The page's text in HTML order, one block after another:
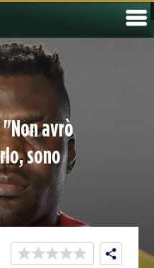
"Non avrò
sono